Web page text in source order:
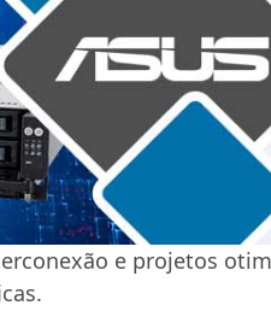
e projetos